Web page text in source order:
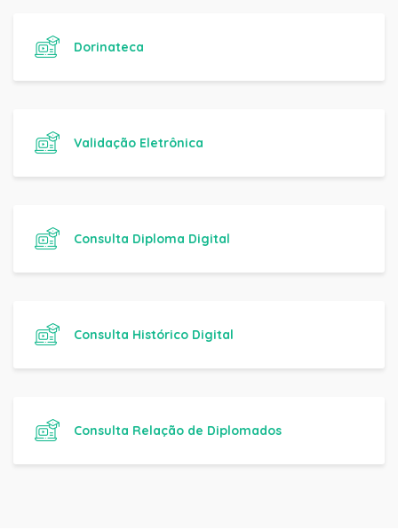
Dorinateca
Validação Eletrônica
Consulta Diploma Digital
Consulta Histórico Digital
Consulta Relação de Diplomados